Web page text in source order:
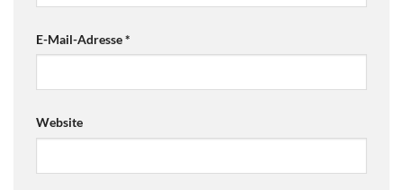
E-Mail-Adresse*
Website